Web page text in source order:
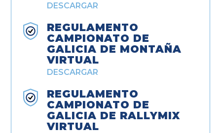
DESCARGAR
REGULAMENTO
CAMPIONATO DE
GALICIA DE MONTAÑA
VIRTUAL
DESCARGAR
REGULAMENTO
CAMPIONATO DE
GALICIA DE RALLYMIX
VIRTUAL